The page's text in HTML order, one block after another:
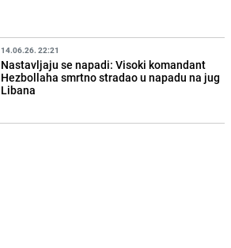
14.06.26. 22:21
Nastavljaju se napadi: Visoki komandant
Hezbollaha smrtno stradao u napadu na jug
Libana